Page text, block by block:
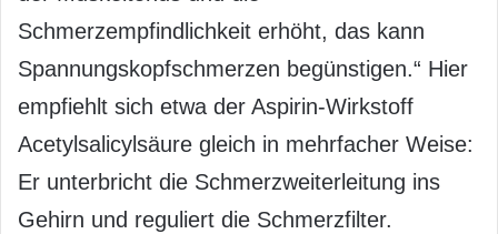
Schmerzempfindlichkeit erhöht, das kann
Spannungskopfschmerzen begünstigen.“ Hier
empfiehlt sich etwa der Aspirin-Wirkstoff
Acetylsalicylsäure gleich in mehrfacher Weise:
Er unterbricht die Schmerzweiterleitung ins
Gehirn und reguliert die Schmerzfilter.